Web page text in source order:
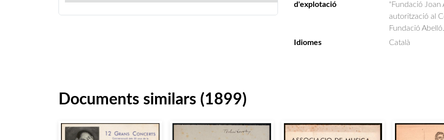
d'explotació
"Fundació Joan
autorització al
Fundació Abelló.
Idiomes
Català
Documents similars (1899)